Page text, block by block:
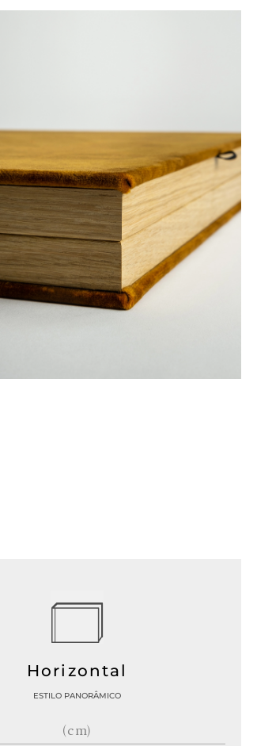
Horizontal
ESTILO PANORÂMICO
(cm)